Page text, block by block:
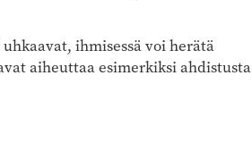
ihmisessä voi herätä
aiheuttaa esimerkiksi ahdistusta